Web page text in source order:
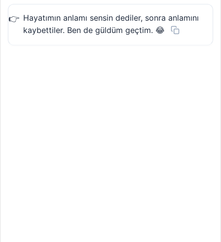
Hayatımın anlamı sensin dediler, sonra anlamını
kaybettiler. Ben de güldüm geçtim. 😂